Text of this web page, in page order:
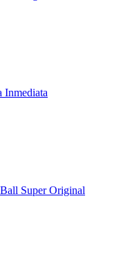
Inmediata
Super Original